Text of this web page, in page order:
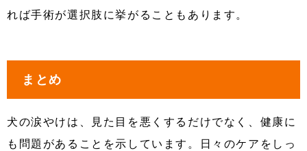
れば手術が選択肢に挙がることもあります。
まとめ
犬の涙やけは、見た目を悪くするだけでなく、健康に
も問題があることを示しています。日々のケアをしっ